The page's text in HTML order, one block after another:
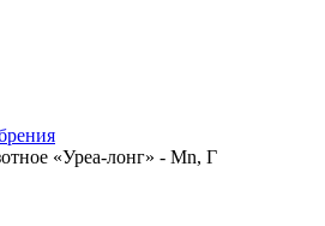
«Уреа-лонг» - Мn, Г